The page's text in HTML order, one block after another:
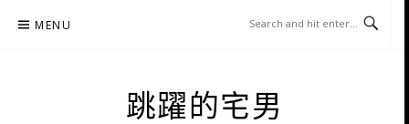
MENU
跳躍的宅男